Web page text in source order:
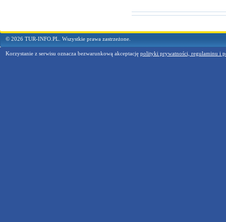
© 2026 TUR-INFO.PL. Wszystkie prawa zastrzeżone.
Korzystanie z serwisu oznacza bezwarunkową akceptację polityki prywatności, regulaminu i